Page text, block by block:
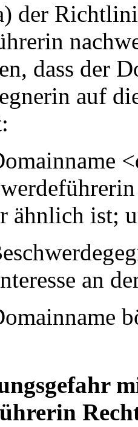
der
dass der
auf
ähnlich ist;
an